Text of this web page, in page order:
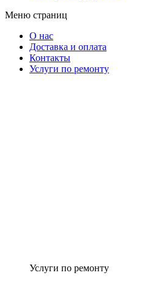
Меню страниц
О нас
Доставка и оплата
Контакты
Услуги по ремонту
Услуги по ремонту